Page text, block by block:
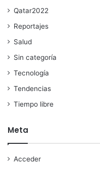
Qatar2022
Reportajes
Salud
Sin categoría
Tecnología
Tendencias
Tiempo libre
Meta
Acceder